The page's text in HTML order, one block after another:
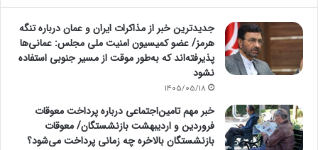
جدیدترین خبر از مذاکرات ایران و عمان درباره تنگه
هرمز/ عضو کمیسیون امنیت ملی مجلس: عمانی‌ها
پذیرفته‌اند که به‌طور موقت از مسیر جنوبی استفاده
نشود
1405/05/18
خبر مهم تامین‌اجتماعی درباره پرداخت معوقات
فروردین و اردیبهشت بازنشستگان/ معوقات
بازنشستگان بالاخره چه زمانی پرداخت می‌شود؟